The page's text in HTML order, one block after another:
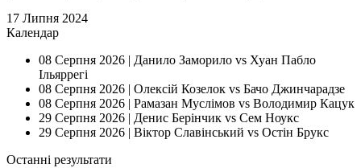
17 Липня 2024
Календар
08 Серпня 2026 | Данило Заморило vs Хуан Пабло
Ільяррегі
08 Серпня 2026 | Олексій Козелок vs Бачо Джинчарадзе
08 Серпня 2026 | Рамазан Муслімов vs Володимир Кацук
29 Серпня 2026 | Денис Берінчик vs Сем Ноукс
29 Серпня 2026 | Віктор Славінський vs Остін Брукс
Останнi результати